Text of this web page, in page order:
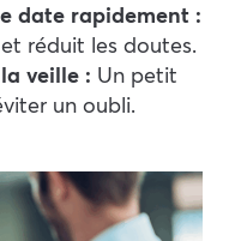
date rapidement :
réduit les doutes.
veille : Un petit
un oubli.